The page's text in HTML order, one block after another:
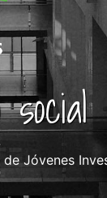
Jóvenes